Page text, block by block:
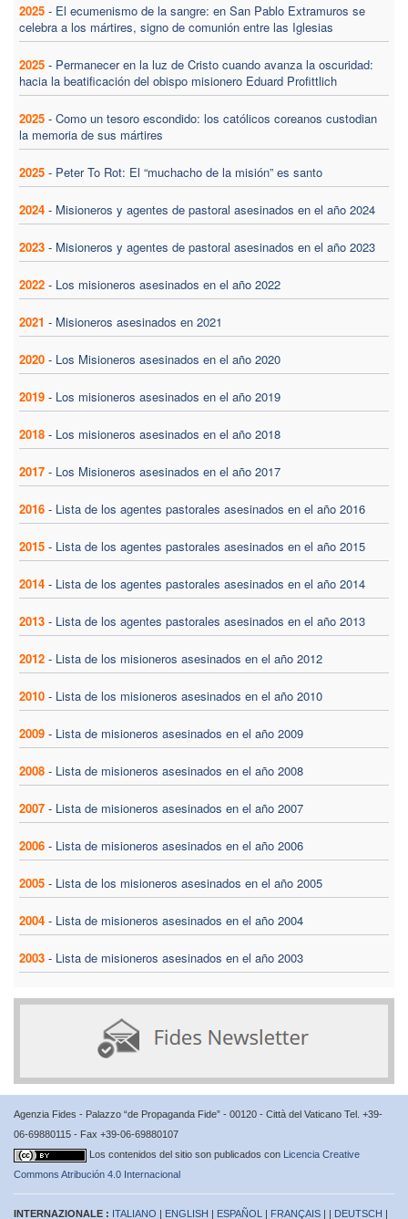
2025 - El ecumenismo de la sangre: en San Pablo Extramuros se
celebra a los mártires, signo de comunión entre las Iglesias
2025 - Permanecer en la luz de Cristo cuando avanza la oscuridad:
hacia la beatificación del obispo misionero Eduard Profittlich
2025 - Como un tesoro escondido: los católicos coreanos custodian
la memoria de sus mártires
2025 - Peter To Rot: El “muchacho de la misión” es santo
2024 - Misioneros y agentes de pastoral asesinados en el año 2024
2023 - Misioneros y agentes de pastoral asesinados en el año 2023
2022 - Los misioneros asesinados en el año 2022
2021 - Misioneros asesinados en 2021
2020 - Los Misioneros asesinados en el año 2020
2019 - Los misioneros asesinados en el año 2019
2018 - Los misioneros asesinados en el año 2018
2017 - Los Misioneros asesinados en el año 2017
2016 - Lista de los agentes pastorales asesinados en el año 2016
2015 - Lista de los agentes pastorales asesinados en el año 2015
2014 - Lista de los agentes pastorales asesinados en el año 2014
2013 - Lista de los agentes pastorales asesinados en el año 2013
2012 - Lista de los misioneros asesinados en el año 2012
2010 - Lista de los misioneros asesinados en el año 2010
2009 - Lista de misioneros asesinados en el año 2009
2008 - Lista de misioneros asesinados en el año 2008
2007 - Lista de misioneros asesinados en el año 2007
2006 - Lista de misioneros asesinados en el año 2006
2005 - Lista de los misioneros asesinados en el año 2005
2004 - Lista de misioneros asesinados en el año 2004
2003 - Lista de misioneros asesinados en el año 2003
Agenzia Fides - Palazzo “de Propaganda Fide” - 00120 - Città del Vaticano Tel. +39-
06-69880115 - Fax +39-06-69880107
Los contenidos del sitio son publicados con Licencia Creative
Commons Atribución 4.0 Internacional
INTERNAZIONALE : ITALIANO | ENGLISH | ESPAÑOL | FRANÇAIS | | DEUTSCH |